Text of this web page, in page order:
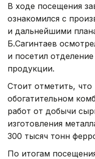
В ходе посещения
ознакомился с
и дальнейшими
Б.Сагинтаев
и посетил
продукции.
Стоит отметить,
обогатительном
работ от добычи
изготовления
300 тысяч тонн
По итогам